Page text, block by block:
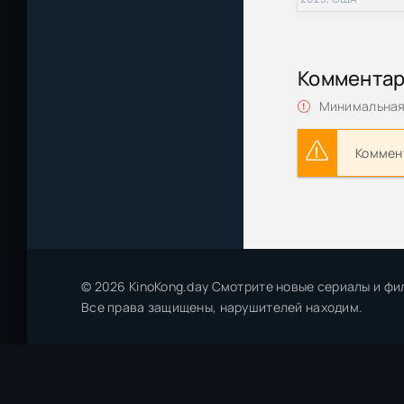
Шериф -
Константин
Шериф -
Гроб для
© 2026 KinoKong.day Смотрите новые сериалы и
Все права защищены, нарушителей находим.